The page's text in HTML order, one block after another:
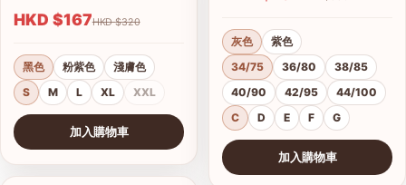
HKD $167 HKD $320
黑色 粉紫色
淺膚色
S
M L XL XXL
加入購物車
查看圖片
灰色
紫色
34/75
36/80
38/85
40/90
42/95
44/100
C
D E F G
加入購物車
查看圖片